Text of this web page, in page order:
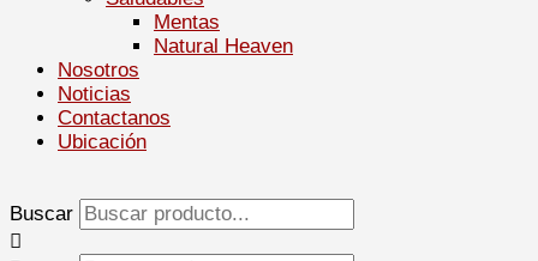
Mentas
Natural Heaven
Nosotros
Noticias
Contactanos
Ubicación
Buscar